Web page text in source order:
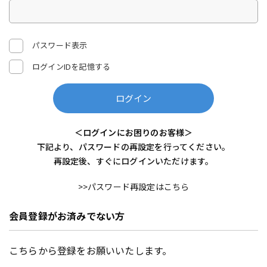
パスワード表示
ログインIDを記憶する
ログイン
＜ログインにお困りのお客様＞
下記より、パスワードの再設定を行ってください。
再設定後、すぐにログインいただけます。
>>パスワード再設定はこちら
会員登録がお済みでない方
こちらから登録をお願いいたします。